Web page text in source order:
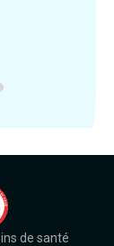
de santé